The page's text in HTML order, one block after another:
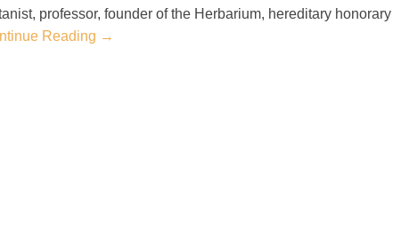
professor, founder of the Herbarium, hereditary honorary
Reading →